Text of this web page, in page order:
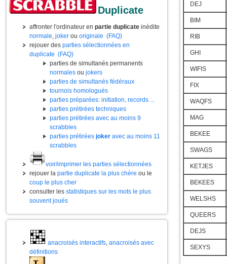
Duplicate
affronter l'ordinateur en partie duplicate inédite
normale, joker ou originale (FAQ)
rejouer des parties sélectionnées en
duplicate (FAQ)
parties de simultanés permanents
normales ou jokers
parties de simultanés fédéraux
tournois homologués
parties préparées: initiation, records ...
parties prétirées techniques
parties prétirées avec au moins 9
scrabbles
parties prétirées joker avec au moins 11
scrabbles
voir/imprimer les parties sélectionnées
rejouer la partie duplicate la plus chère ou le
coup le plus cher
consulter les statistiques sur les mots le plus
souvent joués
anacroisés interactifs, anacroisés avec
définitions
DEJ
BIM
RIB
GHI
WIFIS
FIX
WAQFS
MAG
BEKEE
SWAGS
KETJES
BEKEES
WELSHS
QUEERS
DEJS
SEXYS